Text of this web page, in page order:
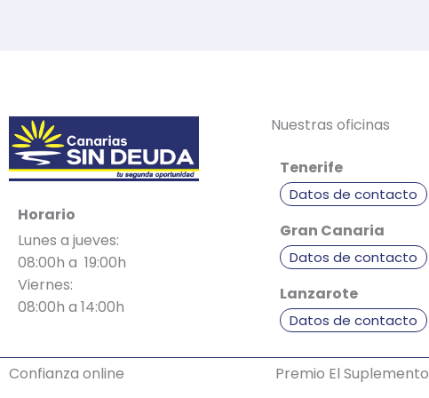
Horario
Lunes a jueves:
08:00h a 19:00h
Viernes:
08:00h a 14:00h
Nuestras oficinas
Tenerife
Datos de contacto
Gran Canaria
Datos de contacto
Lanzarote
Datos de contacto
Confianza online
Premio El Suplemento